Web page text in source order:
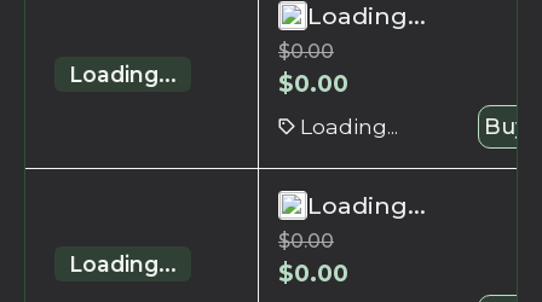
Loading...
Loading...
$0.00
$0.00
Loading... Buy
Loading...
Loading...
$0.00
$0.00